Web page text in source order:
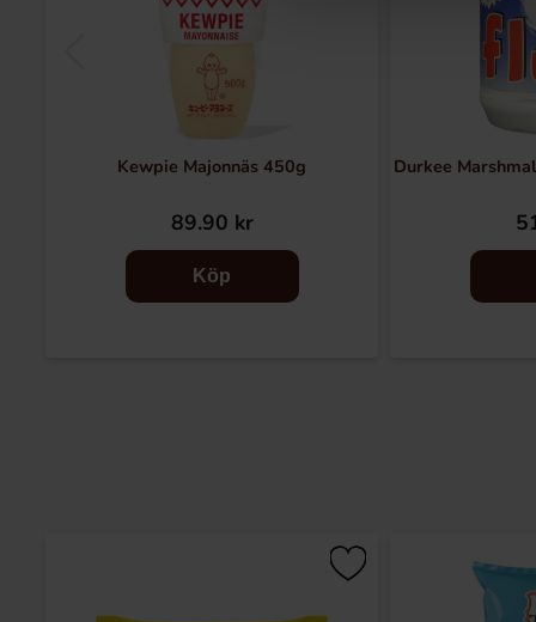
Kewpie Majonnäs 450g
89.90 kr
Köp
Durkee